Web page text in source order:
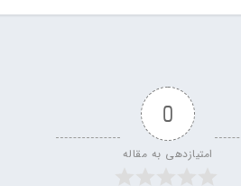
0
امتیازدهی به مقاله